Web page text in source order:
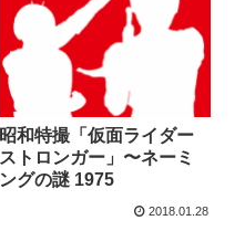
昭和特撮「仮面ライダー
ストロンガー」〜ネーミ
ングの謎 1975
2018.01.28